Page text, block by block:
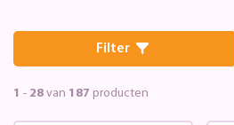
Filter
1 - 28 van 187 producten